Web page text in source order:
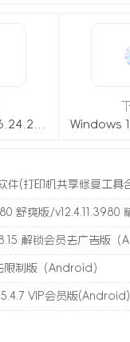
件(打印机共享修复工具
舒爽版/v12.4.11.3980
解锁会员去广告版（
制版（Android）
VIP会员版(Android)